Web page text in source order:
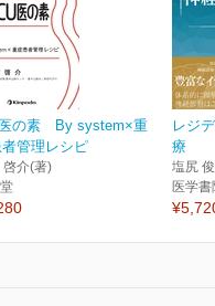
医の素 By system×重
管理レシピ
啓介(著)
レジ
療
塩尻
医学書